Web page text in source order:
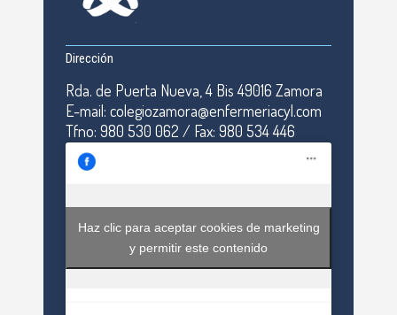
Dirección
Rda. de Puerta Nueva, 4 Bis 49016 Zamora
E-mail: colegiozamora@enfermeriacyl.com
Tfno: 980 530 062 / Fax: 980 534 446
Haz clic para aceptar cookies de marketing
y permitir este contenido